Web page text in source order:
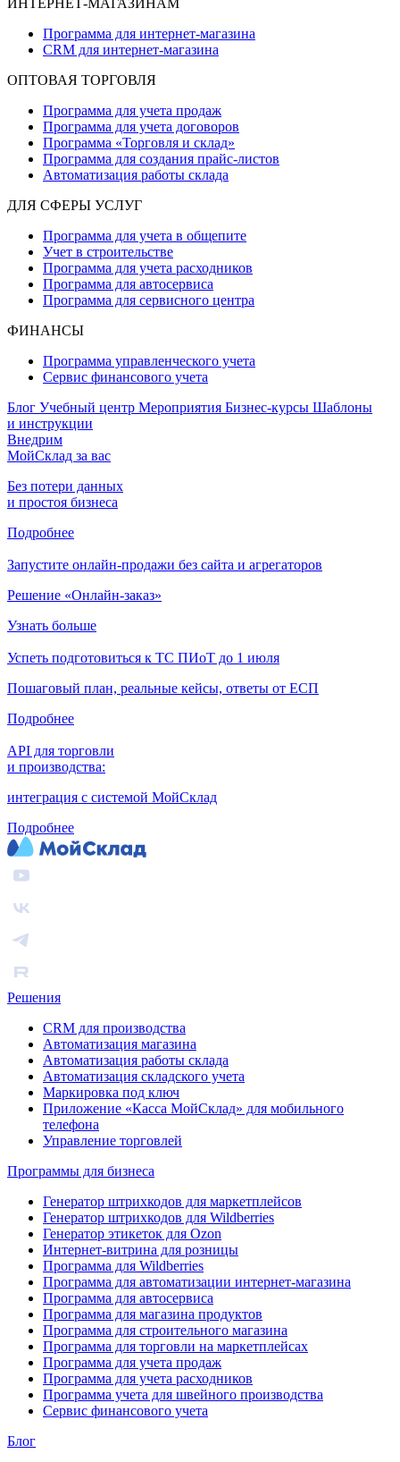
Программа для интернет-магазина
CRM для интернет-магазина
ОПТОВАЯ ТОРГОВЛЯ
Программа для учета продаж
Программа для учета договоров
Программа «Торговля и склад»
Программа для создания прайс‑листов
Автоматизация работы склада
ДЛЯ СФЕРЫ УСЛУГ
Программа для учета в общепите
Учет в строительстве
Программа для учета расходников
Программа для автосервиса
Программа для сервисного центра
ФИНАНСЫ
Программа управленческого учета
Сервис финансового учета
Блог Учебный центр Мероприятия Бизнес-курсы Шаблоны
и инструкции
Внедрим
МойСклад за вас
Без потери данных
и простоя бизнеса
Подробнее
Запустите онлайн-продажи без сайта и агрегаторов
Решение «Онлайн-заказ»
Узнать больше
Успеть подготовиться к ТС ПИоТ до 1 июля
Пошаговый план, реальные кейсы, ответы от ЕСП
Подробнее
API для торговли
и производства:
интеграция с системой МойСклад
Подробнее
Решения
CRM для производства
Автоматизация магазина
Автоматизация работы склада
Автоматизация складского учета
Маркировка под ключ
Приложение «Касса МойСклад» для мобильного
телефона
Управление торговлей
Программы для бизнеса
Генератор штрихкодов для маркетплейсов
Генератор штрихкодов для Wildberries
Генератор этикеток для Ozon
Интернет-витрина для розницы
Программа для Wildberries
Программа для автоматизации интернет-магазина
Программа для автосервиса
Программа для магазина продуктов
Программа для строительного магазина
Программа для торговли на маркетплейсах
Программа для учета продаж
Программа для учета расходников
Программа учета для швейного производства
Сервис финансового учета
Блог